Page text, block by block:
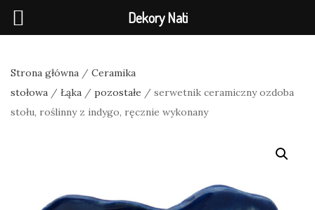
Strona główna / Ceramika
stołowa / Łąka / pozostałe / serwetnik ceramiczny ozdoba
stołu, roślinny z indygo, ręcznie wykonany
Dekory Nati